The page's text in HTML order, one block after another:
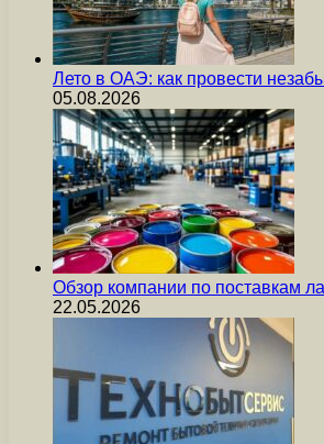
Лето в ОАЭ: как провести
05.08.2026
Обзор компании по поставкам
22.05.2026